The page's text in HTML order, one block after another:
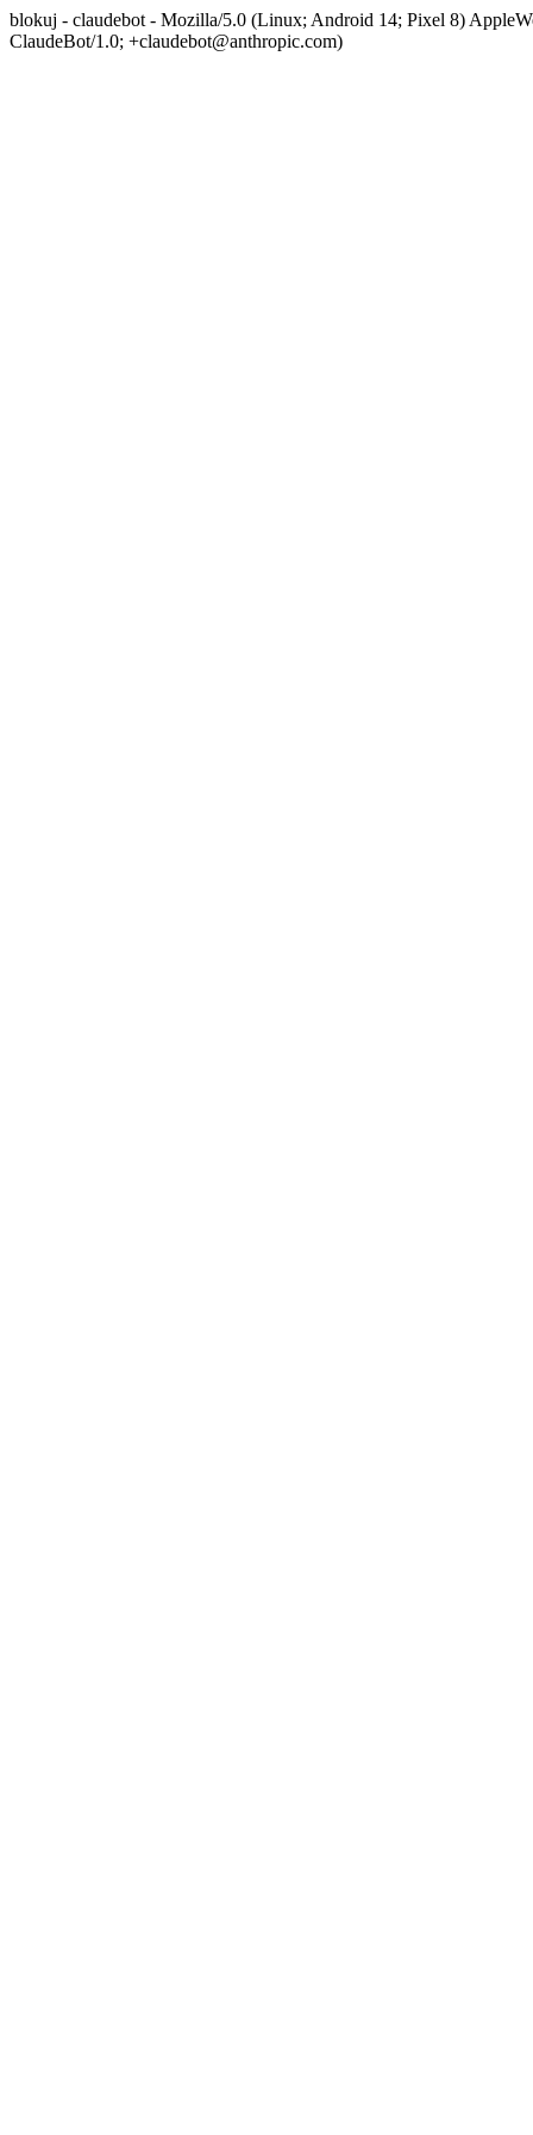
blokuj - claudebot - Mozilla/5.0 (Linux; Android 14; Pixel 8)
ClaudeBot/1.0; +claudebot@anthropic.com)